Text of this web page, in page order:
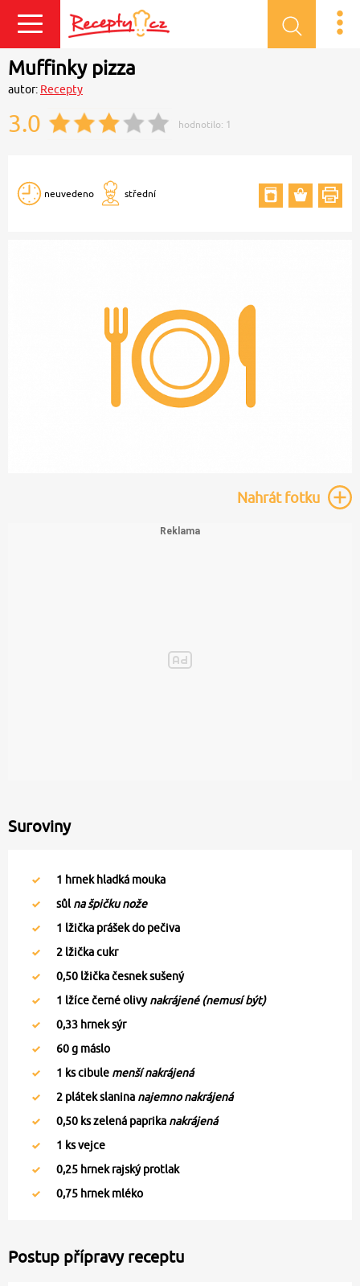
Přihlásit se
Muffinky pizza
autor: Recepty
3.0 hodnotilo: 1
neuvedeno střední
Nahrátfotku
Suroviny
1 hrnek hladká mouka
sůl na špičku nože
1 lžička prášek do pečiva
2 lžička cukr
0,50 lžička česnek sušený
1 lžíce černé olivynakrájené (nemusí být)
0,33 hrnek sýr
60g máslo
1 ks cibule menší nakrájená
2 plátek slanina najemno nakrájená
0,50 ks zelená paprika nakrájená
1 ks vejce
0,25 hrnek rajský protlak
0,75 hrnek mléko
Postup přípravy receptu